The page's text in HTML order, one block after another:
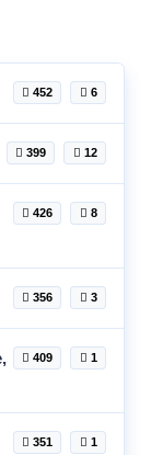
452 6
399 12
426 8
356 3
409 1
351 1